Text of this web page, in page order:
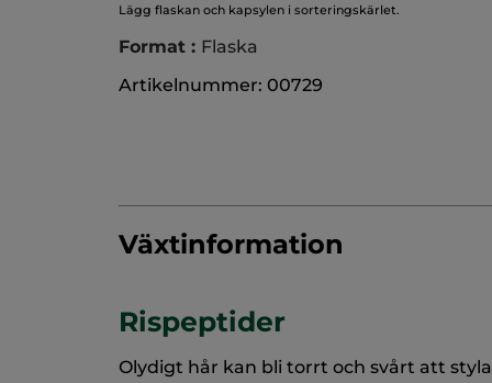
Lägg flaskan och kapsylen i sorteringskärlet.
Format : Flaska
Artikelnummer: 00729
Växtinformation
Rispeptider
Olydigt hår kan bli torrt och svårt att